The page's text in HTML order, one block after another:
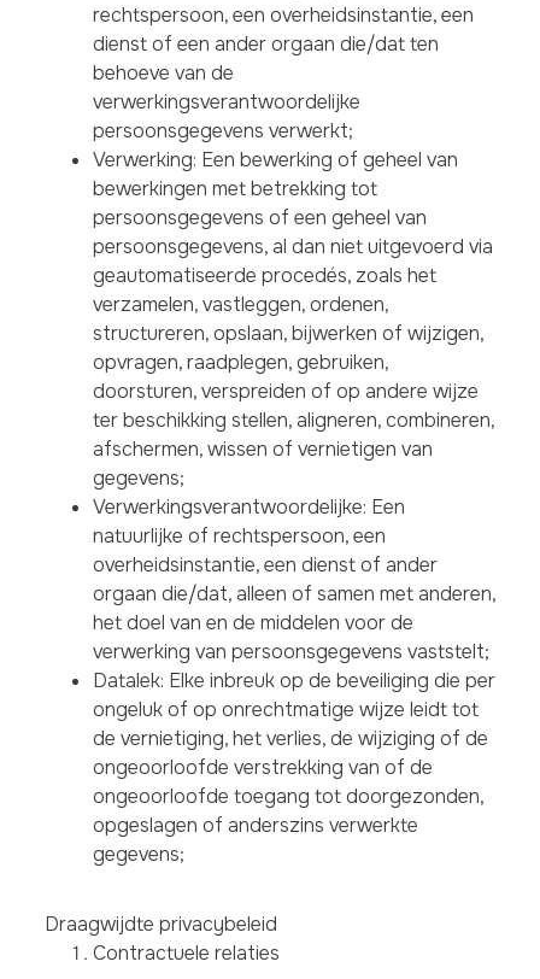
rechtspersoon, een overheidsinstantie, een
dienst of een ander orgaan die/dat ten
behoeve van de
verwerkingsverantwoordelijke
persoonsgegevens verwerkt;
Verwerking: Een bewerking of geheel van
bewerkingen met betrekking tot
persoonsgegevens of een geheel van
persoonsgegevens, al dan niet uitgevoerd via
geautomatiseerde procedés, zoals het
verzamelen, vastleggen, ordenen,
structureren, opslaan, bijwerken of wijzigen,
opvragen, raadplegen, gebruiken,
doorsturen, verspreiden of op andere wijze
ter beschikking stellen, aligneren, combineren,
afschermen, wissen of vernietigen van
gegevens;
Verwerkingsverantwoordelijke: Een
natuurlijke of rechtspersoon, een
overheidsinstantie, een dienst of ander
orgaan die/dat, alleen of samen met anderen,
het doel van en de middelen voor de
verwerking van persoonsgegevens vaststelt;
Datalek: Elke inbreuk op de beveiliging die per
ongeluk of op onrechtmatige wijze leidt tot
de vernietiging, het verlies, de wijziging of de
ongeoorloofde verstrekking van of de
ongeoorloofde toegang tot doorgezonden,
opgeslagen of anderszins verwerkte
gegevens;
Draagwijdte privacybeleid
Contractuele relaties